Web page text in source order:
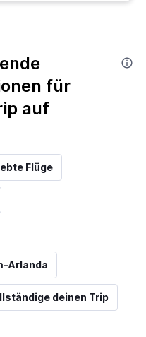
für
auf
Flüge
Arlanda
deinen Trip